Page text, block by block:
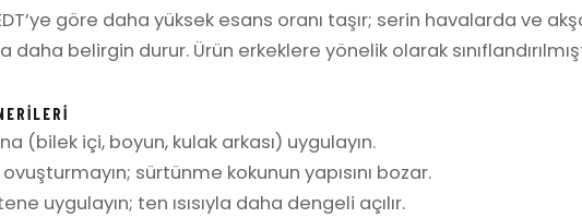
EDT’ye göre daha yüksek esans oranı taşır; serin havalarda ve
daha belirgin durur. Ürün erkeklere yönelik olarak
(bilek içi, boyun, kulak arkası) uygulayın.
ovuşturmayın; sürtünme kokunun yapısını bozar.
uygulayın; ten ısısıyla daha dengeli açılır.